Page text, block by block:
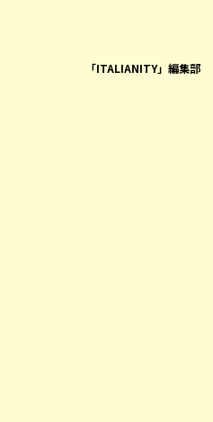
「ITALIANITY」編集部